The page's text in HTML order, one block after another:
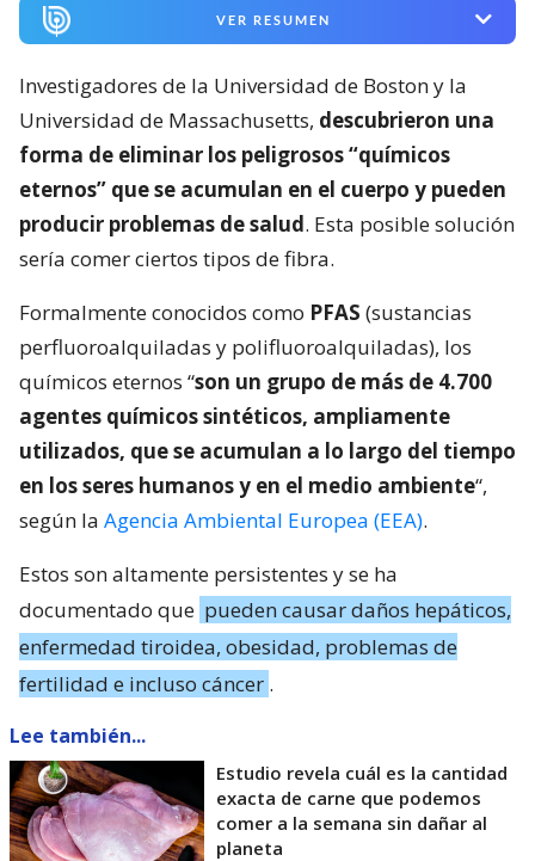
VER RESUMEN
Investigadores de la Universidad de Boston y la
Universidad de Massachusetts, descubrieron una
forma de eliminar los peligrosos “químicos
eternos” que se acumulan en el cuerpo y pueden
producir problemas de salud. Esta posible solución
sería comer ciertos tipos de fibra.
Formalmente conocidos como PFAS (sustancias
perfluoroalquiladas y polifluoroalquiladas), los
químicos eternos “son un grupo de más de 4.700
agentes químicos sintéticos, ampliamente
utilizados, que se acumulan a lo largo del tiempo
en los seres humanos y en el medio ambiente“,
según la Agencia Ambiental Europea (EEA).
Estos son altamente persistentes y se ha
documentado que pueden causar daños hepáticos,
enfermedad tiroidea, obesidad, problemas de
fertilidad e incluso cáncer .
Lee también...
Estudio revela cuál es la cantidad
exacta de carne que podemos
comer a la semana sin dañar al
planeta